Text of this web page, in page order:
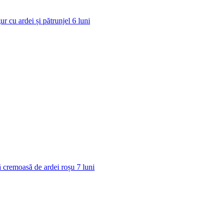
cu ardei și pătrunjel 6 luni
cremoasă de ardei roșu 7 luni